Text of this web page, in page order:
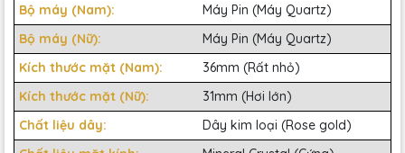
Bộ máy (Nam):
Máy Pin (Máy Quartz)
Bộ máy (Nữ):
Máy Pin (Máy Quartz)
Kích thước mặt (Nam):
36mm (Rất nhỏ)
Kích thước mặt (Nữ):
31mm (Hơi lớn)
Chất liệu dây:
Dây kim loại (Rose gold)